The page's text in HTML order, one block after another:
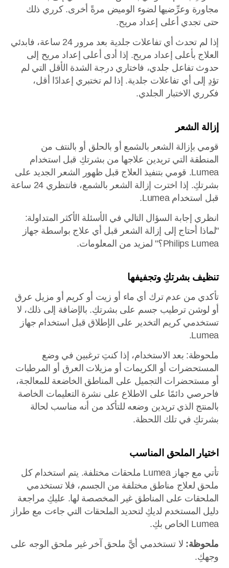
مجاورة وعرِّضيها لضوء الوميض مرةً أخرى. كرري ذلك
حتى تجدي أعلى إعداد مريح.
إذا لم تحدث أي تفاعلات جلدية بعد مرور 24 ساعة، فابدئي
العلاج بأعلى إعداد مريح. إذا أدى أعلى إعداد مريح إلى
حدوث تفاعل جلدي، فاختاري درجة الشدة الأقل التي لم
تؤدِ إلى أي تفاعلات جلدية. إذا لم تختبري إعدادًا أقل،
فكرري الاختبار الجلدي.
إزالة الشعر
قومي بإزالة الشعر بالشمع أو بالحلق أو بالنتف من
المنطقة التي تريدين علاجها من بشرتكِ قبل استخدام
Lumea. قومي بتنفيذ العلاج قبل ظهور الشعر الجديد على
بشرتكِ. إذا اخترت إزالة الشعر بالشمع، فانتظري 24 ساعة
قبل استخدام Lumea.
انظري إجابة السؤال التالي في الأسئلة الأكثر المتداولة:
"لماذا أحتاج إلى إزالة الشعر قبل أي علاج بواسطة جهاز
Philips Lumea؟" لمزيد من المعلومات.
تنظيف بشرتكِ وتجفيفها
تأكدي من عدم ترك أي ماء أو زيت أو كريم أو مزيل عرق
أو لوشن ترطيب جسم على بشرتكِ. بالإضافة إلى ذلك، لا
تستخدمي كريم التخدير على الإطلاق قبل استخدام جهاز
Lumea.
ملحوظة: بعد الاستخدام، إذا كنتِ ترغبين في وضع
المستحضرات أو الكريمات أو مزيلات العرق أو المرطبات
أو مستحضرات التجميل على المناطق الخاضعة للمعالجة،
فاحرصي دائمًا على الاطلاع على نشرة التعليمات الخاصة
بالمنتج الذي تريدين وضعه للتأكد من أنه مناسب لحالة
بشرتكِ في تلك اللحظة.
اختيار الملحق المناسب
تأتي مع جهاز Lumea ملحقات مختلفة. يتم استخدام كل
ملحق لعلاج مناطق مختلفة من الجسم، فلا تستخدمي
الملحقات على المناطق غير المخصصة لها. عليكِ مراجعة
دليل المستخدم لديكِ لتحديد الملحقات التي جاءت مع طراز
Lumea الخاص بكِ.
ملحوظة: لا تستخدمي أيَّ ملحق آخر غير ملحق الوجه على
وجهكِ.